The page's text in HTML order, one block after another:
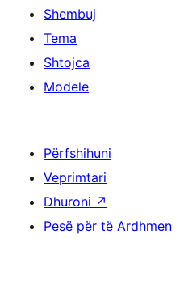
Shembuj
Tema
Shtojca
Modele
Përfshihuni
Veprimtari
Dhuroni ↗
Pesë për të Ardhmen